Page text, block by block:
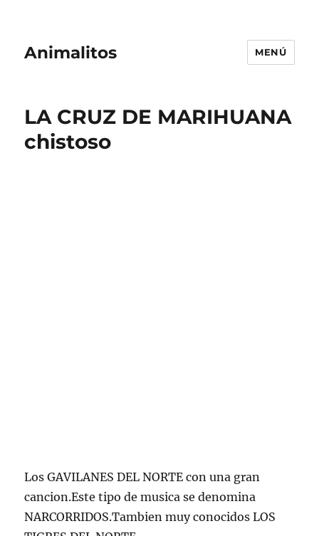
Animalitos MENÚ
LA CRUZ DE MARIHUANA
chistoso
Los GAVILANES DEL NORTE con una gran
cancion.Este tipo de musica se denomina
NARCORRIDOS.Tambien muy conocidos LOS